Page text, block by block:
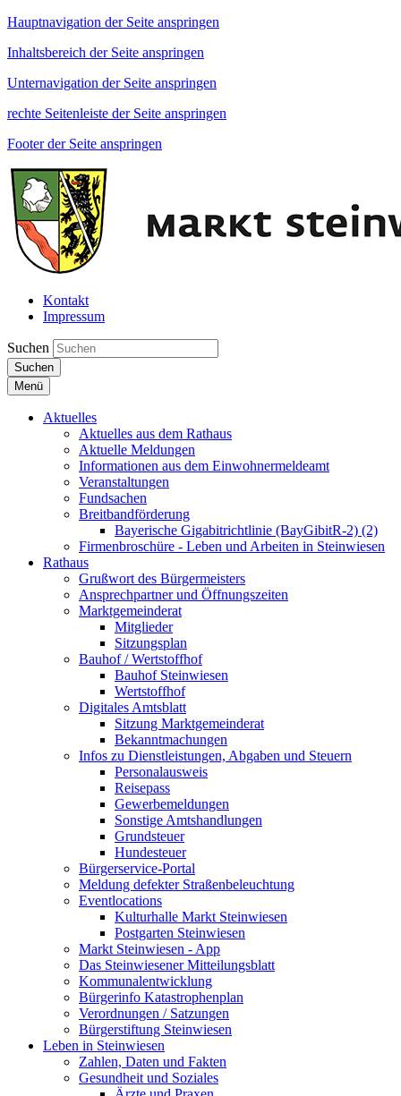
Hauptnavigation der Seite anspringen
Inhaltsbereich der Seite anspringen
Unternavigation der Seite anspringen
rechte Seitenleiste der Seite anspringen
Footer der Seite anspringen
Kontakt
Impressum
Suchen
Suchen
Menü
Aktuelles
Aktuelles aus dem Rathaus
Aktuelle Meldungen
Informationen aus dem Einwohnermeldeamt
Veranstaltungen
Fundsachen
Breitbandförderung
Bayerische Gigabitrichtlinie (BayGibitR-2) (2)
Firmenbroschüre - Leben und Arbeiten in Steinwiesen
Rathaus
Grußwort des Bürgermeisters
Ansprechpartner und Öffnungszeiten
Marktgemeinderat
Mitglieder
Sitzungsplan
Bauhof / Wertstoffhof
Bauhof Steinwiesen
Wertstoffhof
Digitales Amtsblatt
Sitzung Marktgemeinderat
Bekanntmachungen
Infos zu Dienstleistungen, Abgaben und Steuern
Personalausweis
Reisepass
Gewerbemeldungen
Sonstige Amtshandlungen
Grundsteuer
Hundesteuer
Bürgerservice-Portal
Meldung defekter Straßenbeleuchtung
Eventlocations
Kulturhalle Markt Steinwiesen
Postgarten Steinwiesen
Markt Steinwiesen - App
Das Steinwiesener Mitteilungsblatt
Kommunalentwicklung
Bürgerinfo Katastrophenplan
Verordnungen / Satzungen
Bürgerstiftung Steinwiesen
Leben in Steinwiesen
Zahlen, Daten und Fakten
Gesundheit und Soziales